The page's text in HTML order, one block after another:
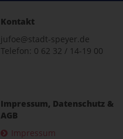
Kontakt
jufoe@stadt-speyer.de
Telefon: 0 62 32 / 14-19 00
Impressum, Datenschutz &
AGB
Impressum